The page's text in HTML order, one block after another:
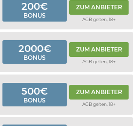
200€
BONUS
ZUM ANBIETER
AGB gelten, 18+
2000€
BONUS
ZUM ANBIETER
AGB gelten, 18+
500€
BONUS
ZUM ANBIETER
AGB gelten, 18+